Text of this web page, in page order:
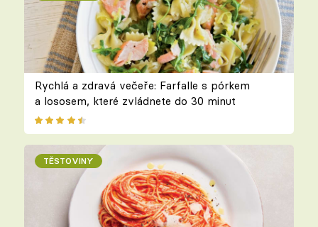
Rychlá a zdravá večeře: Farfalle s pórkem
a lososem, které zvládnete do 30 minut
TĚSTOVINY